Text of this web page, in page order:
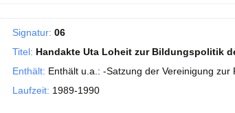
Signatur: 06
Titel: Handakte Uta Loheit zur Bildungspolitik
Enthält: Enthält u.a.: -Satzung der Vereinigung
Laufzeit: 1989-1990